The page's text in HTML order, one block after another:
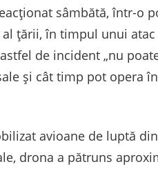
sâmbătă, într-o
țării, în timpul unui
de incident „nu
și cât timp pot opera
avioane de luptă
drona a pătruns